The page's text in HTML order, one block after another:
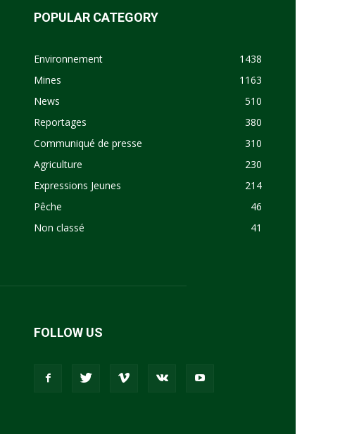
POPULAR CATEGORY
Environnement
1438
Mines
1163
News
510
Reportages
380
Communiqué de presse
310
Agriculture
230
Expressions Jeunes
214
Pêche
46
Non classé
41
FOLLOW US